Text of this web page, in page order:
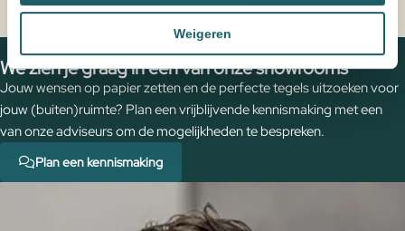
Weigeren
Home
We zien je graag in een van onze showrooms
Jouw wensen op papier zetten en de perfecte tegels uitzoeken voor
jouw (buiten)ruimte? Plan een vrijblijvende kennismaking met een
van onze adviseurs om de mogelijkheden te bespreken.
Plan een kennismaking